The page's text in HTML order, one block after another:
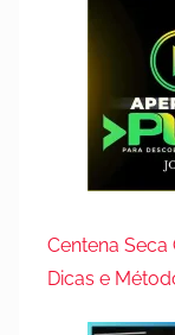
Centena
Dicas e